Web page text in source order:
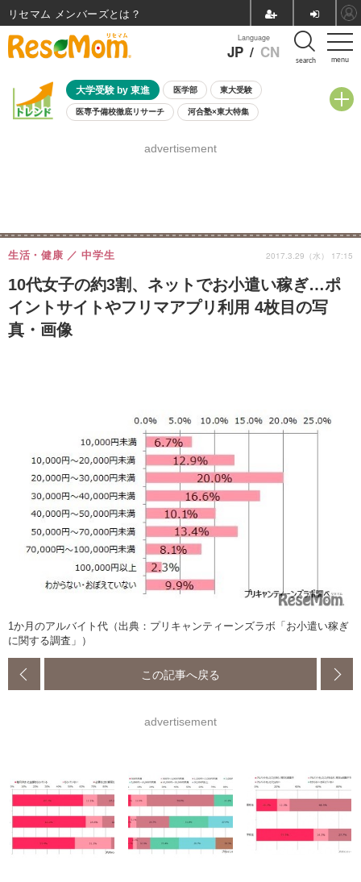
menu
Language
JP / CN search
大学受験 by 東進 医学部 東大受験
医専予備校徹底リサーチ 河合塾×東大特集
8月開催学校説明会・相談会
advertisement
10代女子の約3割、ネットでお小遣い稼ぎ…ポ
イントサイトやフリマアプリ利用 4枚目の写
真・画像
生活・健康 中学生 2017.3.29（水） 17:15
1か月のアルバイト代（出典：プリキャンティーンズラボ「お小遣い稼ぎ
に関する調査」）
この記事へ戻る
advertisement
リセマム メンバーズ